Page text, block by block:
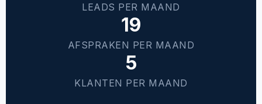
LEADS PER MAAND
19
AFSPRAKEN PER MAAND
5
KLANTEN PER MAAND